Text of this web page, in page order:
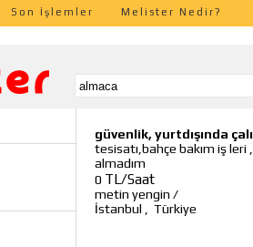
Son İşlemler Melister Nedir?
güvenlik, yurtdışında
tesisatı,bahçe bakım iş leri
almadım
0 TL/Saat
metin yengin /
İstanbul
Türkiye